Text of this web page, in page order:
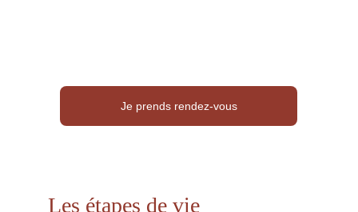
Je prends rendez-vous
Les étapes de vie